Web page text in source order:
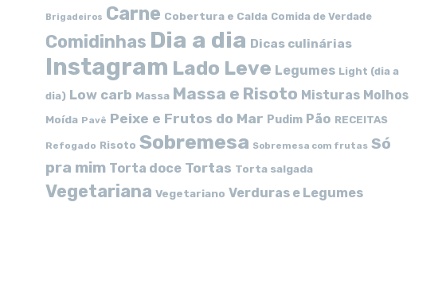
Brigadeiros Carne Cobertura e Calda Comida de Verdade
Comidinhas Dia a dia Dicas culinárias
Instagram Lado Leve Legumes Light (dia a
dia) Low carb Massa Massa e Risoto Misturas Molhos
Moída Pavê Peixe e Frutos do Mar Pudim Pão RECEITAS
Refogado Risoto Sobremesa Sobremesa com frutas Só
pra mim Torta doce Tortas Torta salgada
Vegetariana Vegetariano Verduras e Legumes